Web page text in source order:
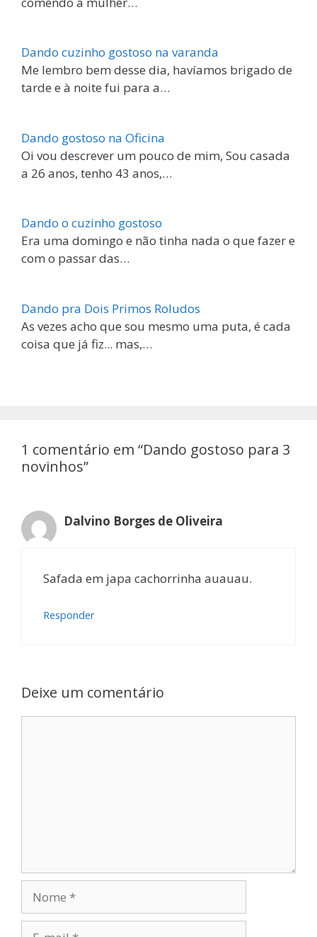
Dando cuzinho gostoso na varanda
Me lembro bem desse dia, havíamos brigado de
tarde e à noite fui para a…
Dando gostoso na Oficina
Oi vou descrever um pouco de mim, Sou casada
a 26 anos, tenho 43 anos,…
Dando o cuzinho gostoso
Era uma domingo e não tinha nada o que fazer e
com o passar das…
Dando pra Dois Primos Roludos
As vezes acho que sou mesmo uma puta, é cada
coisa que já fiz... mas,…
1 comentário em “Dando gostoso para 3
novinhos”
Dalvino Borges de Oliveira
Safada em japa cachorrinha auauau.
Responder
Deixe um comentário